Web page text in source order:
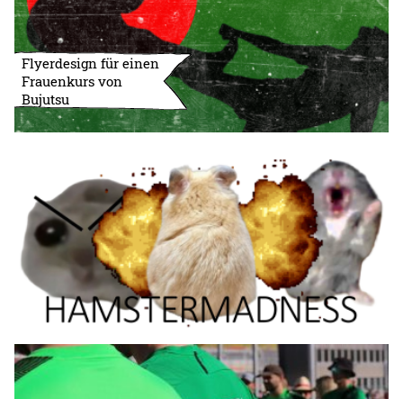
Flyerdesign für einen
Frauenkurs von
Bujutsu